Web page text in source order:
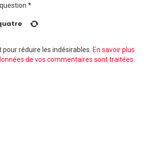
*
réduire les indésirables. En savoir plus
de vos commentaires sont traitées